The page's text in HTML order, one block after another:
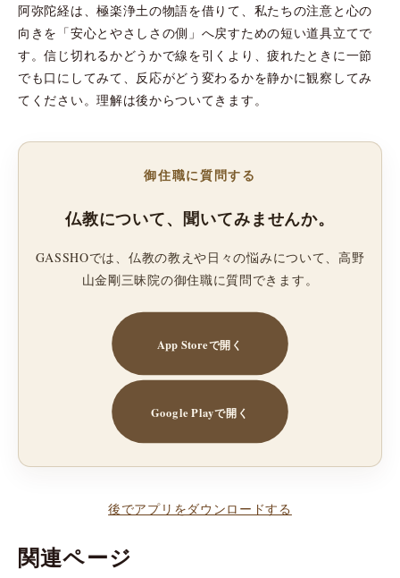
阿弥陀経は、極楽浄土の物語を借りて、私たちの注意と心の
向きを「安心とやさしさの側」へ戻すための短い道具立てで
す。信じ切れるかどうかで線を引くより、疲れたときに一節
でも口にしてみて、反応がどう変わるかを静かに観察してみ
てください。理解は後からついてきます。
御住職に質問する
仏教について、聞いてみませんか。
GASSHOでは、仏教の教えや日々の悩みについて、高野
山金剛三昧院の御住職に質問できます。
App Storeで開く
Google Playで開く
後でアプリをダウンロードする
関連ページ